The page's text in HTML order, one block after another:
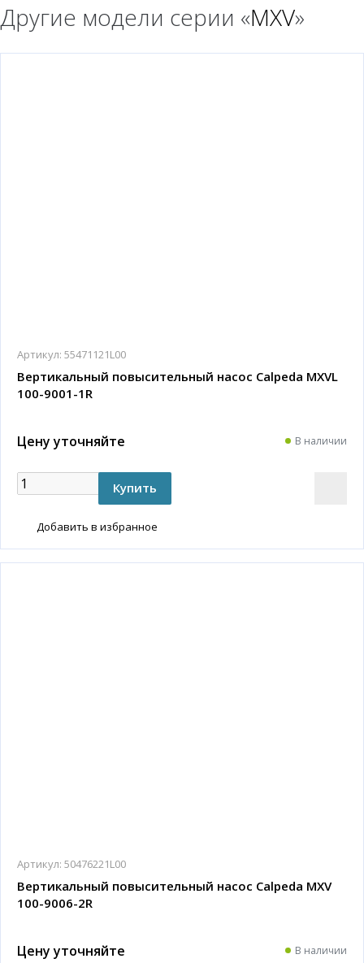
Другие модели серии «MXV»
Артикул: 55471121L00
Вертикальный повысительный насос Calpeda MXVL
100-9001-1R
Цену уточняйте В наличии
Добавить в избранное
Артикул: 50476221L00
Вертикальный повысительный насос Calpeda MXV
100-9006-2R
Цену уточняйте В наличии